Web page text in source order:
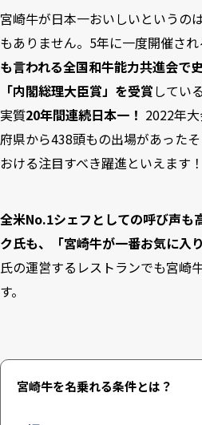
宮崎牛が日本一おいしいというの
もありません。5年に一度開催され
も言われる全国和牛能力共進会で
「内閣総理大臣賞」を受賞してい
実質20年間連続日本一！ 2022年
府県から438頭もの出場があった
おける注目すべき躍進といえます！
全米No.1シェフとしての呼び声も
ク氏も、「宮崎牛が一番お気に入
氏の運営する レストランでも宮崎
す。
宮崎牛を名乗れる条件とは？